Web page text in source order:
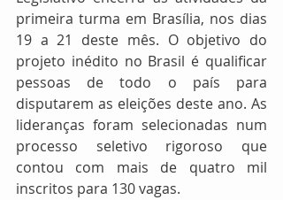
primeira turma em Brasília, nos dias
19 a 21 deste mês. O objetivo do
projeto inédito no Brasil é qualificar
pessoas de todo o país para
disputarem as eleições deste ano. As
lideranças foram selecionadas num
processo seletivo rigoroso que
contou com mais de quatro mil
inscritos para 130 vagas.